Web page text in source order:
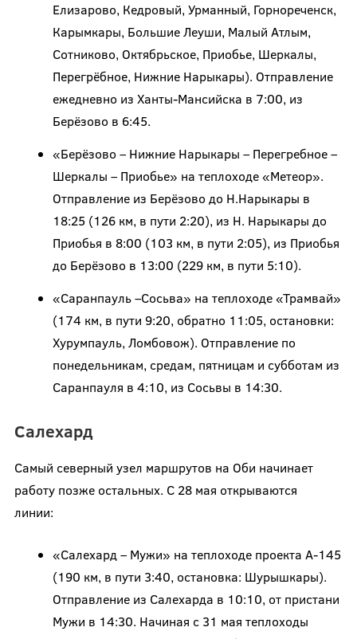
Елизарово, Кедровый, Урманный, Горнореченск,
Карымкары, Большие Леуши, Малый Атлым,
Сотниково, Октябрьское, Приобье, Шеркалы,
Перегрёбное, Нижние Нарыкары). Отправление
ежедневно из Ханты-Мансийска в 7:00, из
Берёзово в 6:45.
«Берёзово – Нижние Нарыкары – Перегребное –
Шеркалы – Приобье» на теплоходе «Метеор».
Отправление из Берёзово до Н.Нарыкары в
18:25 (126 км, в пути 2:20), из Н. Нарыкары до
Приобья в 8:00 (103 км, в пути 2:05), из Приобья
до Берёзово в 13:00 (229 км, в пути 5:10).
«Саранпауль –Сосьва» на теплоходе «Трамвай»
(174 км, в пути 9:20, обратно 11:05, остановки:
Хурумпауль, Ломбовож). Отправление по
понедельникам, средам, пятницам и субботам из
Саранпауля в 4:10, из Сосьвы в 14:30.
Салехард
Самый северный узел маршрутов на Оби начинает
работу позже остальных. С 28 мая открываются
линии:
«Салехард – Мужи» на теплоходе проекта А-145
(190 км, в пути 3:40, остановка: Шурышкары).
Отправление из Салехарда в 10:10, от пристани
Мужи в 14:30. Начиная с 31 мая теплоходы